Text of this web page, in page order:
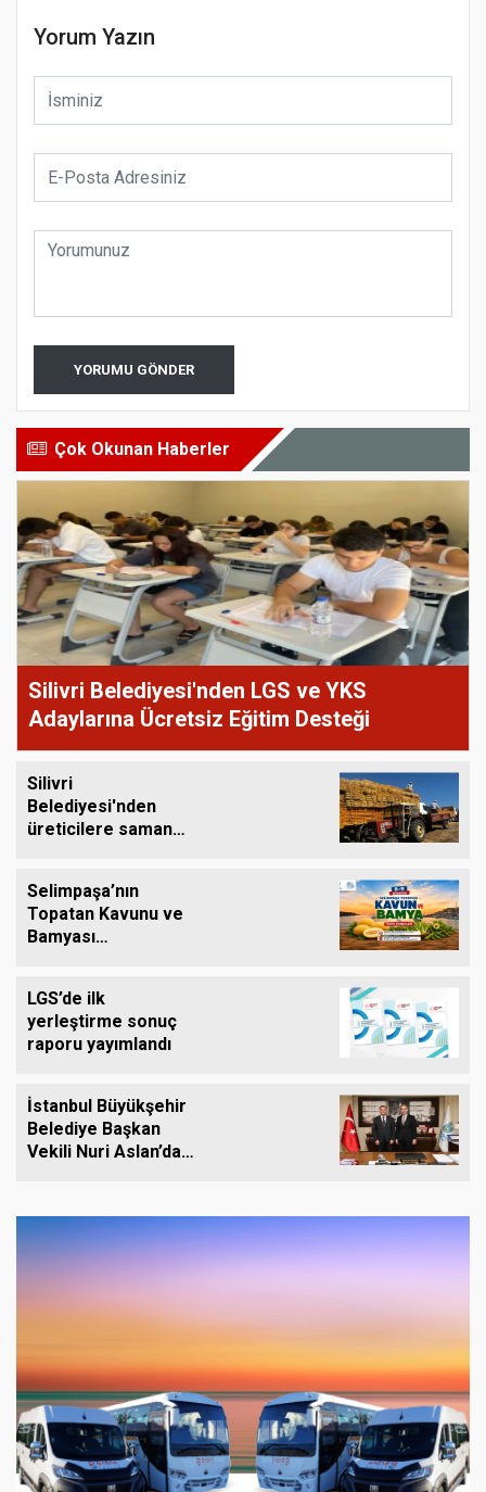
Yorum Yazın
YORUMU GÖNDER
Çok Okunan Haberler
Silivri Belediyesi'nden LGS ve YKS
Adaylarına Ücretsiz Eğitim Desteği
Silivri
Belediyesi'nden
üreticilere saman
Selimpaşa’nın
Topatan Kavunu ve
Bamyası
LGS’de ilk
yerleştirme sonuç
raporu yayımlandı
İstanbul Büyükşehir
Belediye Başkan
Vekili Nuri Aslan’dan